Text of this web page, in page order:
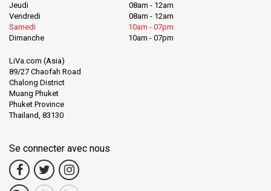
Jeudi
08am - 12am
Vendredi
08am - 12am
Samedi
10am - 07pm
Dimanche
10am - 07pm
LiVa.com (Asia)
89/27 Chaofah Road
Chalong District
Muang Phuket
Phuket Province
Thailand, 83130
Se connecter avec nous